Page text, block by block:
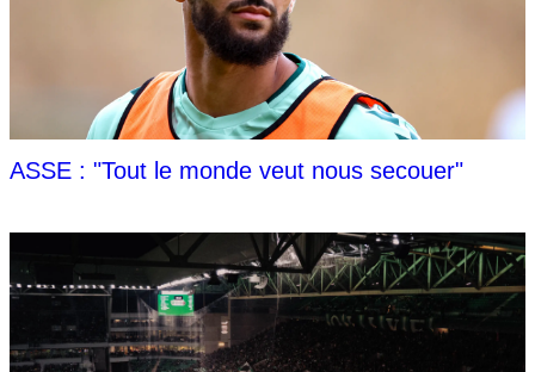
ASSE : "Tout le monde veut nous secouer"